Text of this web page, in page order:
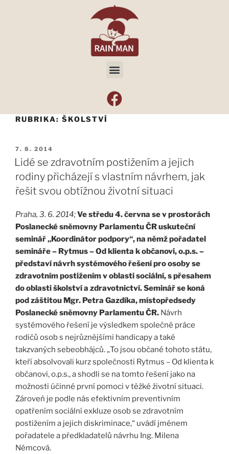
RUBRIKA: ŠKOLSTVÍ
7. 8. 2014
Lidé se zdravotním postižením a jejich
rodiny přicházejí s vlastním návrhem, jak
řešit svou obtížnou životní situaci
Praha, 3. 6. 2014;Ve středu 4. června se v prostorách
Poslanecké sněmovny Parlamentu ČR uskuteční
seminář „Koordinátor podpory“, na němž pořadatel
semináře – Rytmus – Od klienta k občanovi, o.p.s. –
představí návrh systémového řešení pro osoby se
zdravotním postižením v oblasti sociální, s přesahem
do oblasti školství a zdravotnictví. Seminář se koná
pod záštitou Mgr. Petra Gazdíka, místopředsedy
Poslanecké sněmovny Parlamentu ČR. Návrh
systémového řešení je výsledkem společné práce
rodičů osob s nejrůznějšími handicapy a také
takzvaných sebeobhájců. „To jsou občané tohoto státu,
kteří absolvovali kurz společnosti Rytmus – Od klienta k
občanovi, o.p.s., a shodli se na tomto řešení jako na
možnosti účinné první pomoci v těžké životní situaci.
Zároveň je podle nás efektivním preventivním
opatřením sociální exkluze osob se zdravotním
postižením a jejich diskriminace,“ uvádí jménem
pořadatele a předkladatelů návrhu Ing. Milena
Němcová.